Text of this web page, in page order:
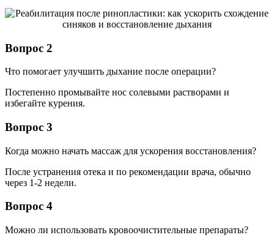
Вопрос 2
Что помогает улучшить дыхание после операции?
Постепенно промывайте нос солевыми растворами и
избегайте курения.
Вопрос 3
Когда можно начать массаж для ускорения восстановления?
После устранения отека и по рекомендации врача, обычно
через 1-2 недели.
Вопрос 4
Можно ли использовать кровоочистительные препараты?